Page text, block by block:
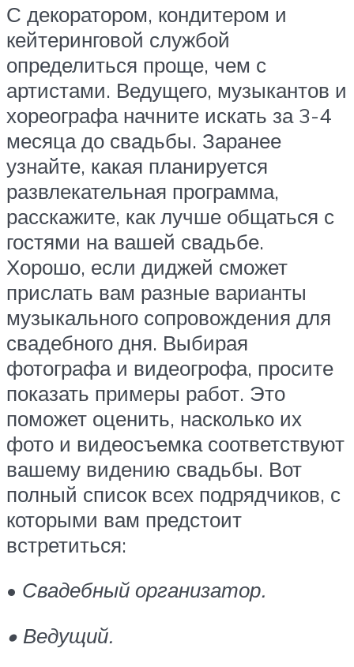
С декоратором, кондитером и
кейтеринговой службой
определиться проще, чем с
артистами. Ведущего, музыкантов и
хореографа начните искать за 3-4
месяца до свадьбы. Заранее
узнайте, какая планируется
развлекательная программа,
расскажите, как лучше общаться с
гостями на вашей свадьбе.
Хорошо, если диджей сможет
прислать вам разные варианты
музыкального сопровождения для
свадебного дня. Выбирая
фотографа и видеогрофа, просите
показать примеры работ. Это
поможет оценить, насколько их
фото и видеосъемка соответствуют
вашему видению свадьбы. Вот
полный список всех подрядчиков, с
которыми вам предстоит
встретиться:
• Свадебный организатор.
• Ведущий.